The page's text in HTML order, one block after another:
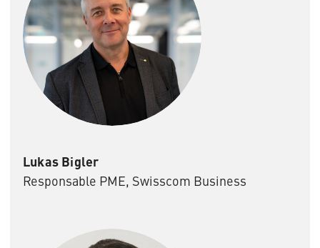
Lukas Bigler
Responsable PME, Swisscom Business